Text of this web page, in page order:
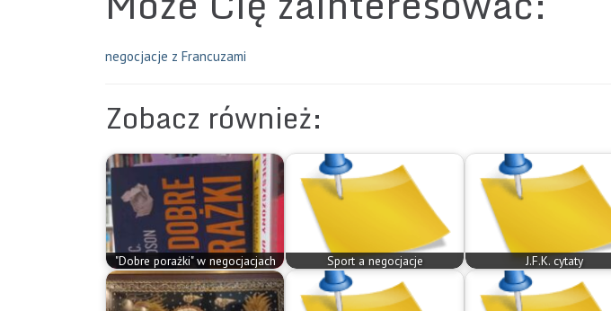
negocjacje z Francuzami
Zobacz również:
"Dobre porażki" w negocjacjach Sport a negocjacje J.F.K. cytaty